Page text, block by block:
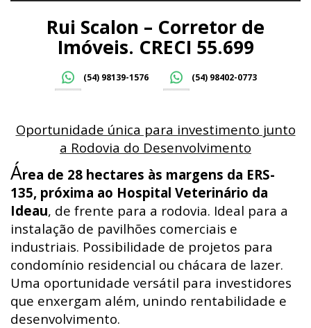
Rui Scalon – Corretor de
Imóveis. CRECI 55.699
(54) 98139-1576 (54) 98402-0773
Oportunidade única para investimento junto
a Rodovia do Desenvolvimento
Área de 28 hectares às margens da ERS-
135, próxima ao Hospital Veterinário da
Ideau, de frente para a rodovia. Ideal para a
instalação de pavilhões comerciais e
industriais. Possibilidade de projetos para
condomínio residencial ou chácara de lazer.
Uma oportunidade versátil para investidores
que enxergam além, unindo rentabilidade e
desenvolvimento.